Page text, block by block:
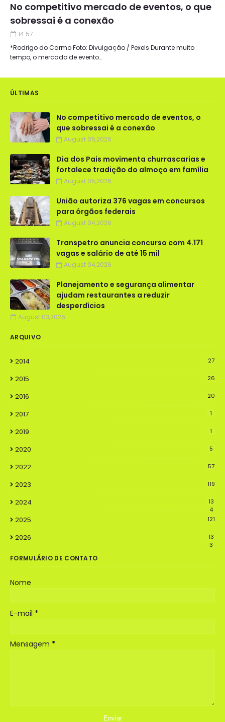
No competitivo mercado de eventos, o que
sobressai é a conexão
14:57
*Rodrigo do Carmo Foto: Divulgação / Pexels Durante muito
tempo, o mercado de evento…
ÚLTIMAS
No competitivo mercado de eventos, o
que sobressai é a conexão
August 05,2026
Dia dos Pais movimenta churrascarias e
fortalece tradição do almoço em família
August 05,2026
União autoriza 376 vagas em concursos
para órgãos federais
August 04,2026
Transpetro anuncia concurso com 4.171
vagas e salário de até 15 mil
August 04,2026
Planejamento e segurança alimentar
ajudam restaurantes a reduzir
desperdícios
August 03,2026
ARQUIVO
2014 27
2015 26
2016 20
2017 1
2019 1
2020 5
2022 57
2023 119
2024
13
4
2025 121
2026
13
3
FORMULÁRIO DE CONTATO
Nome
E-mail *
Mensagem *